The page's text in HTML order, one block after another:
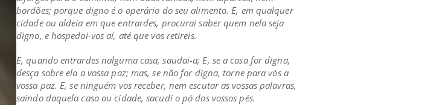
bordões; porque digno é o operário do seu alimento.E, em qualquer
cidade ou aldeia em que entrardes, procurai saber quem nela seja
digno, e hospedai-vos aí, até que vos retireis.
E, quando entrardes nalguma casa, saudai-a;E, se a casa for digna,
desça sobre ela a vossa paz; mas, se não for digna, torne para vós a
vossa paz.E, se ninguém vos receber, nem escutar as vossas palavras,
saindo daquela casa ou cidade, sacudi o pó dos vossos pés.